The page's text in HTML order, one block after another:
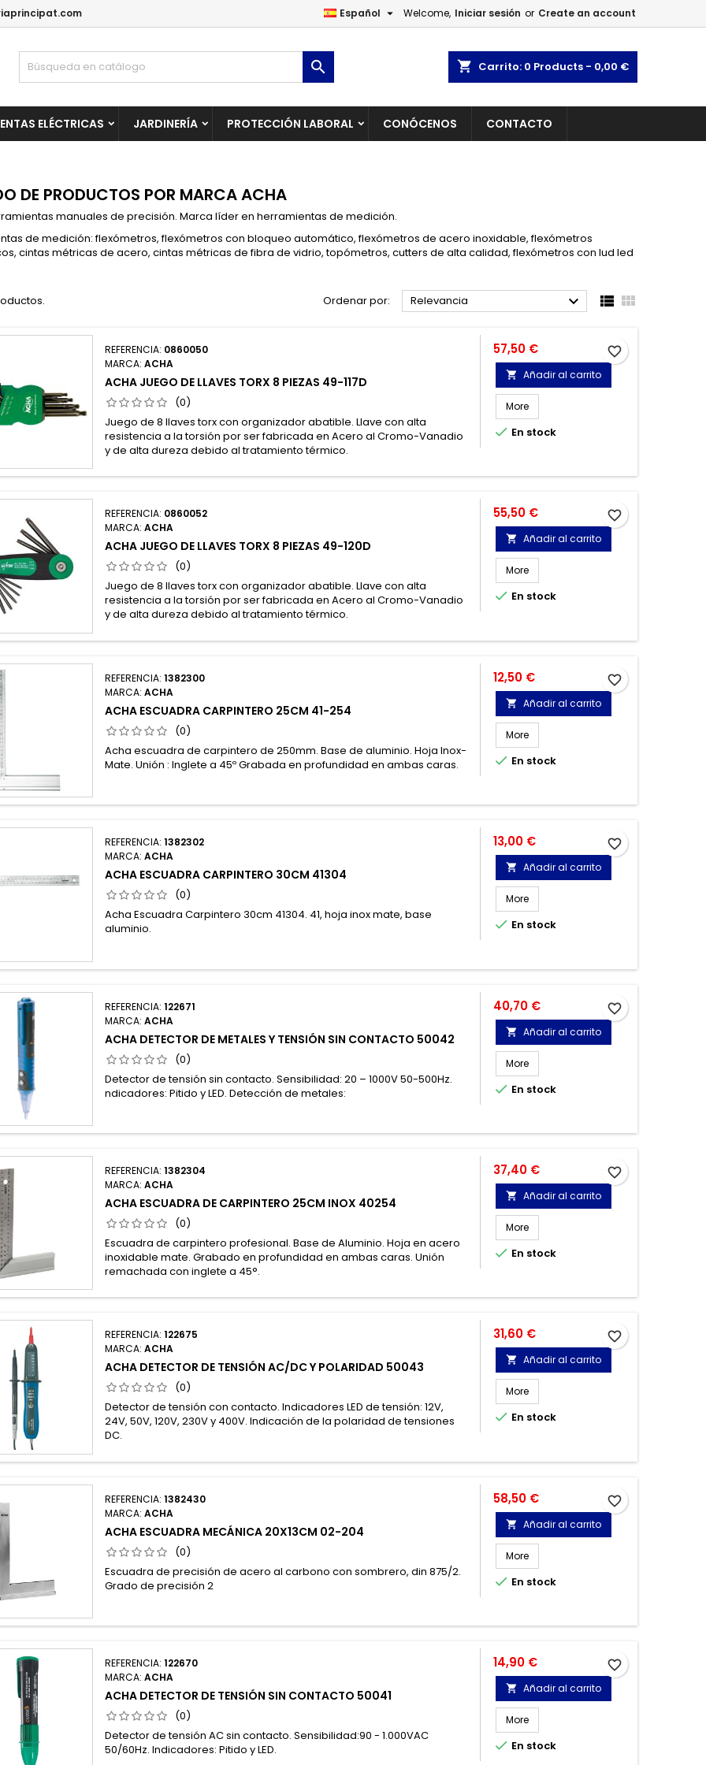
Welcome, Iniciar sesión or Create an account
Español 
shopping_cart Carrito: 0 Products - 0,00 €

ELÉCTRICAS JARDINERÍA PROTECCIÓN LABORAL CONÓCENOS CONTACTO
DE PRODUCTOS POR MARCA ACHA
manuales de precisión. Marca líder en herramientas de medición.
de medición: flexómetros, flexómetros con bloqueo automático, flexómetros de acero inoxidable, flexómetros
cintas métricas de acero, cintas métricas de fibra de vidrio, topómetros, cutters de alta calidad, flexómetros con lud led
Ordenar por: Relevancia   
REFERENCIA: 0860050
MARCA:ACHA
ACHA JUEGO DE LLAVES TORX 8 PIEZAS 49-117D
(0)
Juego de 8 llaves torx con organizador abatible. Llave con alta
resistencia a la torsión por ser fabricada en Acero al Cromo-Vanadio
y de alta dureza debido al tratamiento térmico.
Precio
57,50 €
 Añadir al carrito
More
 En stock
favorite_border
REFERENCIA: 0860052
MARCA:ACHA
ACHA JUEGO DE LLAVES TORX 8 PIEZAS 49-120D
(0)
Juego de 8 llaves torx con organizador abatible. Llave con alta
resistencia a la torsión por ser fabricada en Acero al Cromo-Vanadio
y de alta dureza debido al tratamiento térmico.
Precio
55,50 €
 Añadir al carrito
More
 En stock
favorite_border
REFERENCIA:1382300
MARCA:ACHA
ACHA ESCUADRA CARPINTERO 25CM 41-254
(0)
Acha escuadra de carpintero de 250mm. Base de aluminio. Hoja Inox-
Mate. Unión : Inglete a 45º Grabada en profundidad en ambas caras.
Precio
12,50 €
 Añadir al carrito
More
 En stock
favorite_border
REFERENCIA:1382302
MARCA:ACHA
ACHA ESCUADRA CARPINTERO 30CM 41304
(0)
Acha Escuadra Carpintero 30cm 41304. 41, hoja inox mate, base
aluminio.
Precio
13,00 €
 Añadir al carrito
More
 En stock
favorite_border
REFERENCIA:122671
MARCA:ACHA
ACHA DETECTOR DE METALES Y TENSIÓN SIN CONTACTO 50042
(0)
Detector de tensión sin contacto. Sensibilidad: 20 – 1000V 50-500Hz.
ndicadores: Pitido y LED. Detección de metales:
Precio
40,70 €
 Añadir al carrito
More
 En stock
favorite_border
REFERENCIA:1382304
MARCA:ACHA
ACHA ESCUADRA DE CARPINTERO 25CM INOX 40254
(0)
Escuadra de carpintero profesional. Base de Aluminio. Hoja en acero
inoxidable mate. Grabado en profundidad en ambas caras. Unión
remachada con inglete a 45°.
Precio
37,40 €
 Añadir al carrito
More
 En stock
favorite_border
REFERENCIA:122675
MARCA:ACHA
ACHA DETECTOR DE TENSIÓN AC/DC Y POLARIDAD 50043
(0)
Detector de tensión con contacto. Indicadores LED de tensión: 12V,
24V, 50V, 120V, 230V y 400V. Indicación de la polaridad de tensiones
DC.
Precio
31,60 €
 Añadir al carrito
More
 En stock
favorite_border
REFERENCIA:1382430
MARCA:ACHA
ACHA ESCUADRA MECÁNICA 20X13CM 02-204
(0)
Escuadra de precisión de acero al carbono con sombrero, din 875/2.
Grado de precisión 2
Precio
58,50 €
 Añadir al carrito
More
 En stock
favorite_border
REFERENCIA:122670
MARCA:ACHA
ACHA DETECTOR DE TENSIÓN SIN CONTACTO 50041
(0)
Detector de tensión AC sin contacto. Sensibilidad:90 - 1.000VAC
50/60Hz. Indicadores: Pitido y LED.
Precio
14,90 €
 Añadir al carrito
More
 En stock
favorite_border
a la lista de deseos
Crear una lista nueva
lista de deseos
sesión
iniciar sesión para guardar productos en su lista de deseos.